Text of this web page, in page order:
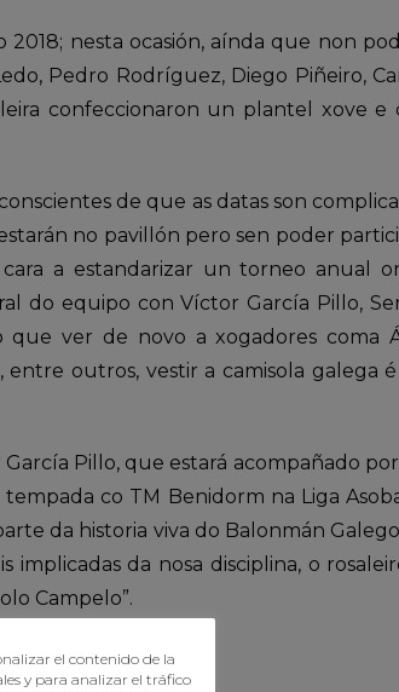
nesta ocasión, aínda que non
Pedro Rodríguez, Diego Piñeiro,
confeccionaron un plantel xove e
de que as datas son
no pavillón pero sen poder
a estandarizar un torneo anual
do equipo con Víctor García Pillo,
que ver de novo a xogadores coma
entre outros, vestir a camisola galega
Pillo, que estará acompañado
co TM Benidorm na Liga
da historia viva do Balonmán
da nosa disciplina, o
Campelo”.
el contenido de la
y para analizar el tráfico